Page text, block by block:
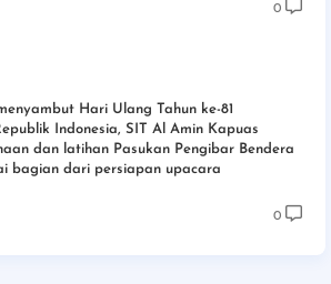
0
Hari Ulang Tahun ke-81
Indonesia, SIT Al Amin Kapuas
dan latihan Pasukan Pengibar Bendera
bagian dari persiapan upacara
0